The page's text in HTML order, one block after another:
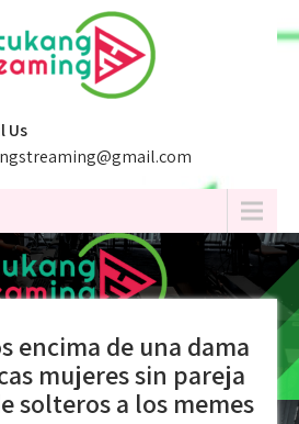
Us
encima de una dama
mujeres sin pareja
solteros a los memes